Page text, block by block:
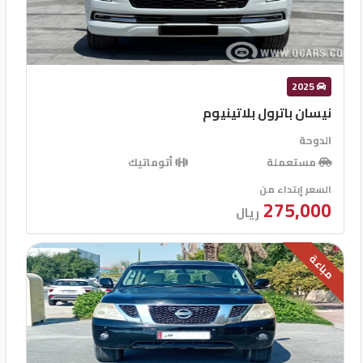
2025
نيسان باترول بلاتينيوم
الدوحة
مستعملة
أتوماتيك
السعر إبتداء من
275,000 ريال
مباعة